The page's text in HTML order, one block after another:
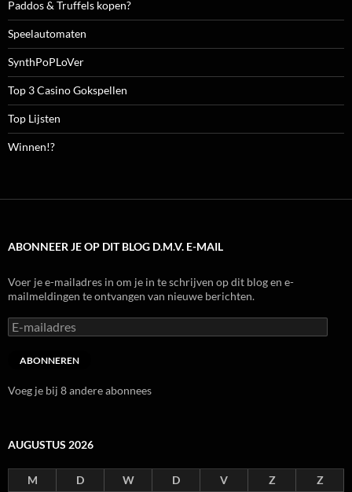
Paddos & Truffels kopen?
Speelautomaten
SynthPoPLoVer
Top 3 Casino Gokspellen
Top Lijsten
Winnen!?
ABONNEER JE OP DIT BLOG D.M.V. E-MAIL
Voer je e-mailadres in om je in te schrijven op dit blog en e-
mailmeldingen te ontvangen van nieuwe berichten.
E-
mailadres
ABONNEREN
Voeg je bij 8 andere abonnees
AUGUSTUS 2026
M D W D V Z
Z